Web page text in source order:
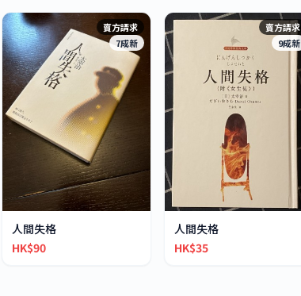
賣方請求
7成新
人間失格
HK$90
賣方請求
9成新
人間失格
HK$35